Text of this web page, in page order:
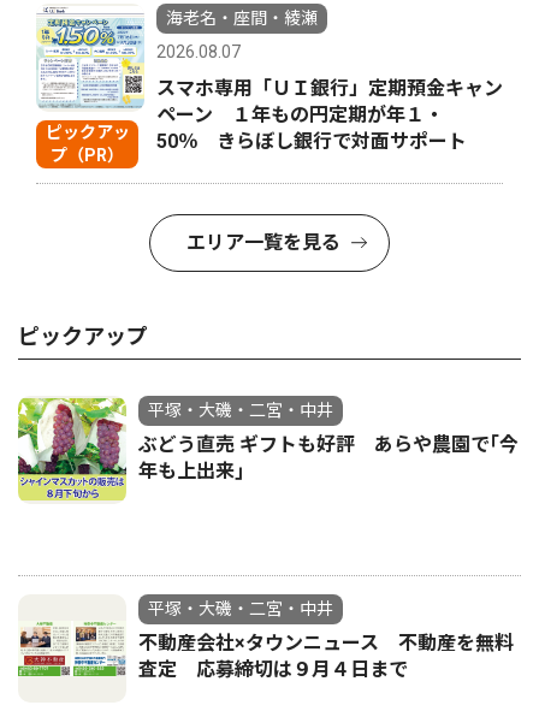
ピックアッ
プ（PR）
海老名・座間・綾瀬
2026.08.07
スマホ専用「ＵＩ銀行」定期預金キャン
ペーン １年もの円定期が年１・
50％ きらぼし銀行で対面サポート
エリア一覧を見る
ピックアップ
平塚・大磯・二宮・中井
ぶどう直売 ギフトも好評 あらや農園で｢今
年も上出来｣
平塚・大磯・二宮・中井
不動産会社×タウンニュース 不動産を無料
査定 応募締切は９月４日まで